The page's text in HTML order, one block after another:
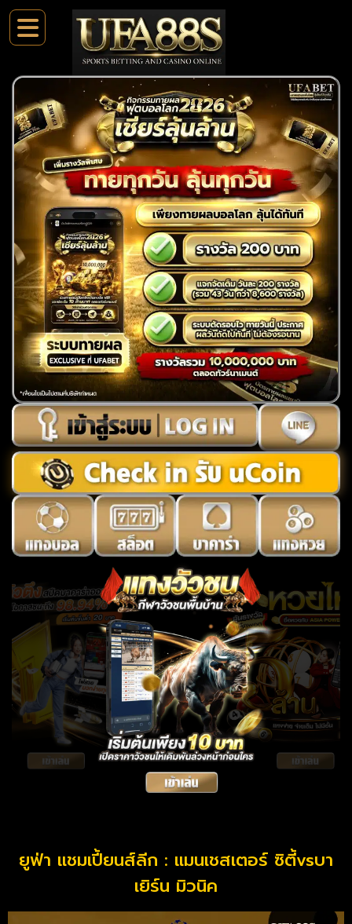
ยูฟ่า แชมเปี้ยนส์ลีก : แมนเชสเตอร์ ซิตี้vsบา
เยิร์น มิวนิค